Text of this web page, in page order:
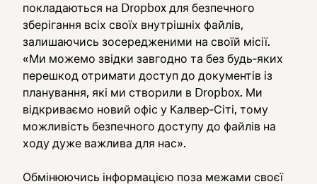
покладаються на Dropbox для безпечного
зберігання всіх своїх внутрішніх файлів,
залишаючись зосередженими на своїй місії.
«Ми можемо звідки завгодно та без будь‑яких
перешкод отримати доступ до документів із
планування, які ми створили в Dropbox. Ми
відкриваємо новий офіс у Калвер‑Сіті, тому
можливість безпечного доступу до файлів на
ходу дуже важлива для нас».
Обмінюючись інформацією поза межами своєї